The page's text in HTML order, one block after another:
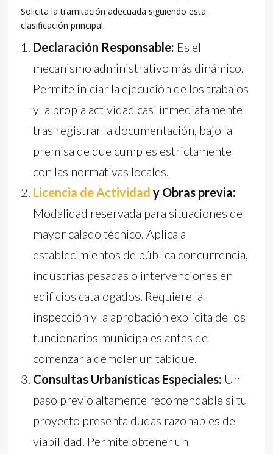
Solicita la tramitación adecuada siguiendo esta
clasificación principal:
Declaración Responsable: Es el
mecanismo administrativo más dinámico.
Permite iniciar la ejecución de los trabajos
y la propia actividad casi inmediatamente
tras registrar la documentación, bajo la
premisa de que cumples estrictamente
con las normativas locales.
Licencia de Actividad y Obras previa:
Modalidad reservada para situaciones de
mayor calado técnico. Aplica a
establecimientos de pública concurrencia,
industrias pesadas o intervenciones en
edificios catalogados. Requiere la
inspección y la aprobación explícita de los
funcionarios municipales antes de
comenzar a demoler un tabique.
Consultas Urbanísticas Especiales: Un
paso previo altamente recomendable si tu
proyecto presenta dudas razonables de
viabilidad. Permite obtener un